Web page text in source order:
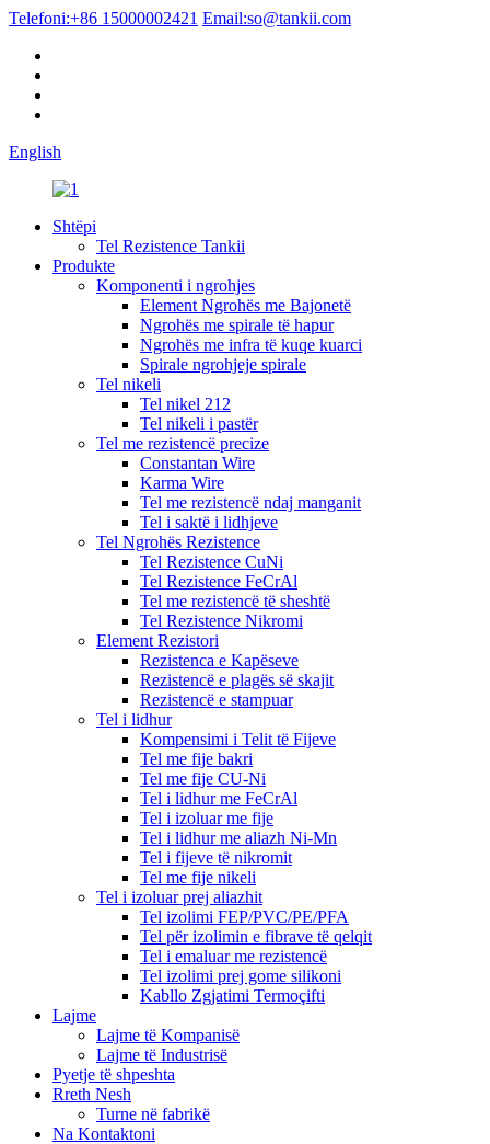
Telefoni:+86 15000002421 Email:so@tankii.com
English
Shtëpi
Tel Rezistence Tankii
Produkte
Komponenti i ngrohjes
Element Ngrohës me Bajonetë
Ngrohës me spirale të hapur
Ngrohës me infra të kuqe kuarci
Spirale ngrohjeje spirale
Tel nikeli
Tel nikel 212
Tel nikeli i pastër
Tel me rezistencë precize
Constantan Wire
Karma Wire
Tel me rezistencë ndaj manganit
Tel i saktë i lidhjeve
Tel Ngrohës Rezistence
Tel Rezistence CuNi
Tel Rezistence FeCrAl
Tel me rezistencë të sheshtë
Tel Rezistence Nikromi
Element Rezistori
Rezistenca e Kapëseve
Rezistencë e plagës së skajit
Rezistencë e stampuar
Tel i lidhur
Kompensimi i Telit të Fijeve
Tel me fije bakri
Tel me fije CU-Ni
Tel i lidhur me FeCrAl
Tel i izoluar me fije
Tel i lidhur me aliazh Ni-Mn
Tel i fijeve të nikromit
Tel me fije nikeli
Tel i izoluar prej aliazhit
Tel izolimi FEP/PVC/PE/PFA
Tel për izolimin e fibrave të qelqit
Tel i emaluar me rezistencë
Tel izolimi prej gome silikoni
Kabllo Zgjatimi Termoçifti
Lajme
Lajme të Kompanisë
Lajme të Industrisë
Pyetje të shpeshta
Rreth Nesh
Turne në fabrikë
Na Kontaktoni